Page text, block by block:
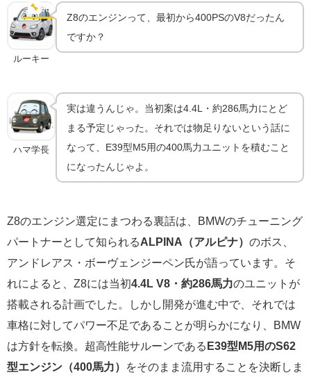
🔧 開発秘話
台裏
ルーキー
Z8のエンジンって、最初から400PSのV8だったん
ですか？
ハマ学長
実は違うんじゃ。当初案は4.4L・約286馬力にとど
まる予定じゃった。それでは物足りないという話に
なって、E39型M5用の400馬力ユニットを積むこと
になったんじゃよ。
Z8のエンジン選定にまつわる裏話は、BMWのチューニング
パートナーとして知られるALPINA（アルピナ） のボス、
アンドレアス・ボーヴェンジーペン氏が語っています。そ
れによると、Z8には当初4.4L V8・約286馬力のユニットが
搭載される計画でした。しかし開発が進む中で、それでは
車格に対してパワー不足であることが明らかになり、BMW
は方針を転換。超高性能サルーンである E39型M5用のS62
型エンジン（400馬力）
をそのまま流用することを決断しま